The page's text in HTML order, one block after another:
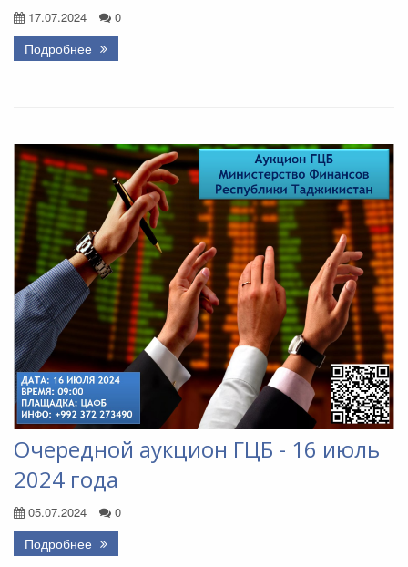
17.07.2024 0
Подробнее
Очередной аукцион ГЦБ - 16 июль
2024 года
05.07.2024 0
Подробнее